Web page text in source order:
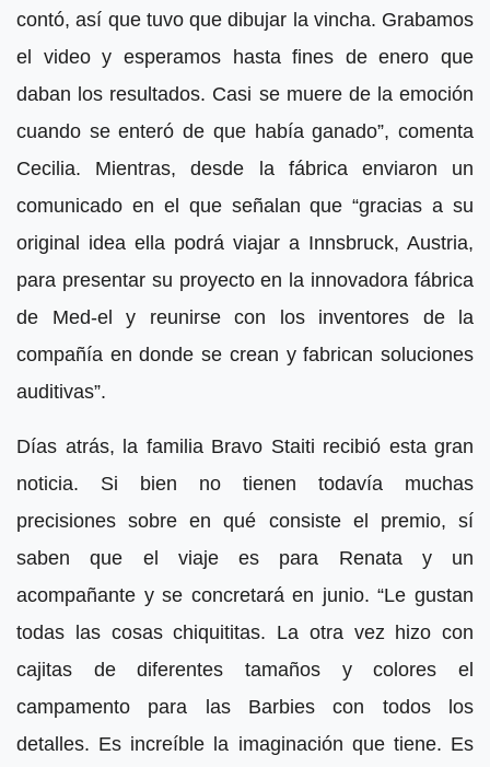
contó, así que tuvo que dibujar la vincha. Grabamos
el video y esperamos hasta fines de enero que
daban los resultados. Casi se muere de la emoción
cuando se enteró de que había ganado”, comenta
Cecilia. Mientras, desde la fábrica enviaron un
comunicado en el que señalan que “gracias a su
original idea ella podrá viajar a Innsbruck, Austria,
para presentar su proyecto en la innovadora fábrica
de Med-el y reunirse con los inventores de la
compañía en donde se crean y fabrican soluciones
auditivas”.
Días atrás, la familia Bravo Staiti recibió esta gran
noticia. Si bien no tienen todavía muchas
precisiones sobre en qué consiste el premio, sí
saben que el viaje es para Renata y un
acompañante y se concretará en junio. “Le gustan
todas las cosas chiquititas. La otra vez hizo con
cajitas de diferentes tamaños y colores el
campamento para las Barbies con todos los
detalles. Es increíble la imaginación que tiene. Es